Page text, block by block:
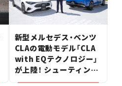
新型メルセデス・ベンツ
CLAの電動モデル「CLA
with EQテクノロジー」
が上陸！ シューティング
ブレークも発売【新車ニ